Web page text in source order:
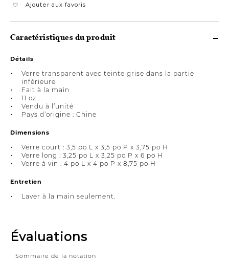
Ajouter aux favoris
Caractéristiques du produit
Détails
Verre transparent avec teinte grise dans la partie
inférieure
Fait à la main
11 oz
Vendu à l’unité
Pays d’origine : Chine
Dimensions
Verre court : 3,5 po L x 3,5 po P x 3,75 po H
Verre long : 3,25 po L x 3,25 po P x 6 po H
Verre à vin : 4 po L x 4 po P x 8,75 po H
Entretien
Laver à la main seulement.